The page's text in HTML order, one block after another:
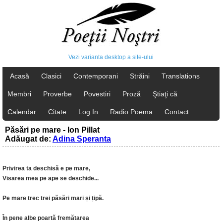
Vezi varianta desktop a site-ului
Acasă Clasici Contemporani Străini Translations
Membri Proverbe Povestiri Proză Ştiaţi că
Calendar Citate Log In Radio Poema Contact
Păsări pe mare - Ion Pillat
Adăugat de: Adina Speranta
Privirea ta deschisă e pe mare,
Visarea mea pe ape se deschide...
Pe mare trec trei păsări mari și țipă.
În pene albe poartă fremătarea